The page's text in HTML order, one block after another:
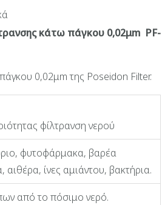
κάτω πάγκου 0,02μm PF-
0,02μm της Poseidon Filter.
φίλτρανση νερού
φυτοφάρμακα, βαρέα
ίνες αμιάντου, βακτήρια.
από το πόσιμο νερό.